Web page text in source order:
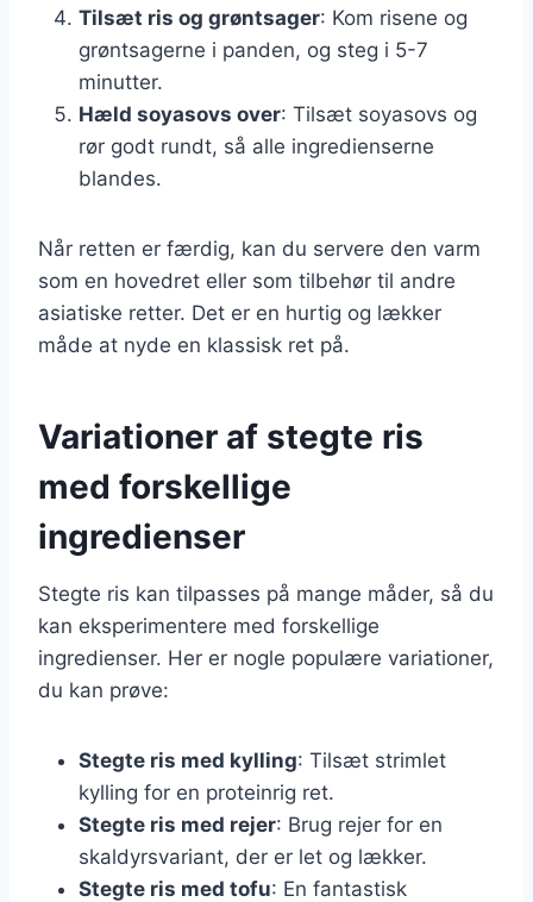
Tilsæt ris og grøntsager: Kom risene og
grøntsagerne i panden, og steg i 5-7
minutter.
Hæld soyasovs over: Tilsæt soyasovs og
rør godt rundt, så alle ingredienserne
blandes.
Når retten er færdig, kan du servere den varm
som en hovedret eller som tilbehør til andre
asiatiske retter. Det er en hurtig og lækker
måde at nyde en klassisk ret på.
Variationer af stegte ris
med forskellige
ingredienser
Stegte ris kan tilpasses på mange måder, så du
kan eksperimentere med forskellige
ingredienser. Her er nogle populære variationer,
du kan prøve:
Stegte ris med kylling: Tilsæt strimlet
kylling for en proteinrig ret.
Stegte ris med rejer: Brug rejer for en
skaldyrsvariant, der er let og lækker.
Stegte ris med tofu: En fantastisk